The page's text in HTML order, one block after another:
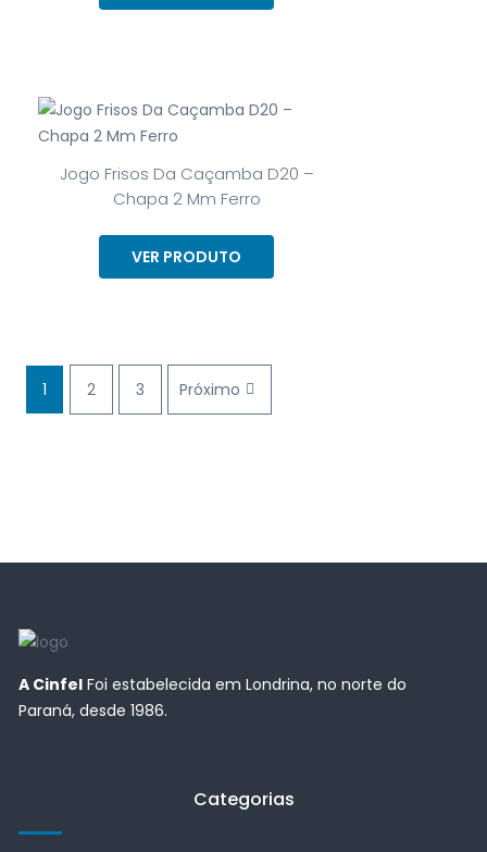
Jogo Frisos Da Caçamba D20 –
Chapa 2 Mm Ferro
VER PRODUTO
1 2 3 Próximo
A Cinfel Foi estabelecida em Londrina, no norte do
Paraná, desde 1986.
Categorias